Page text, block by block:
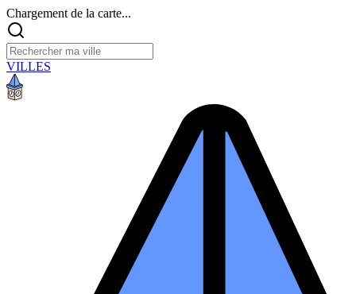
Chargement de la carte...
VILLES